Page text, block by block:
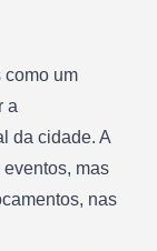
como um
a
da cidade. A
mas
nas